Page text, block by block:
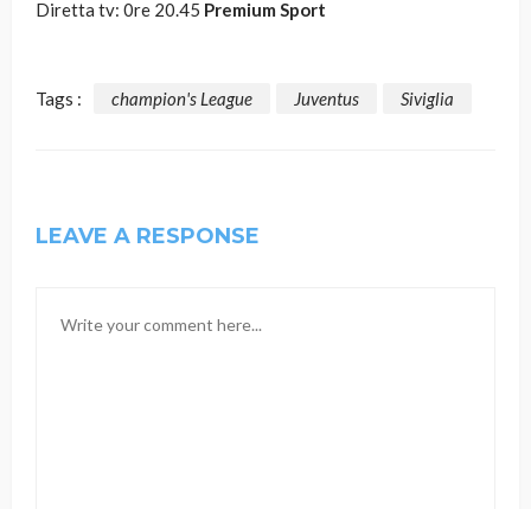
Diretta tv: 0re 20.45 Premium Sport
Tags : champion's League Juventus Siviglia
LEAVE A RESPONSE